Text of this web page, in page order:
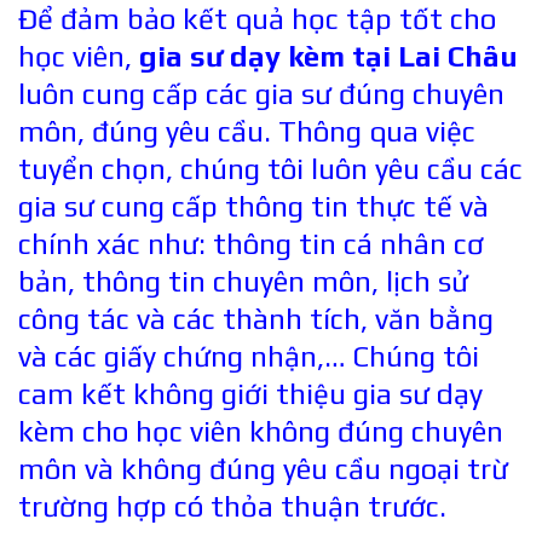
Để đảm bảo kết quả học tập tốt cho
học viên, gia sư dạy kèm tại Lai Châu
luôn cung cấp các gia sư đúng chuyên
môn, đúng yêu cầu. Thông qua việc
tuyển chọn, chúng tôi luôn yêu cầu các
gia sư cung cấp thông tin thực tế và
chính xác như: thông tin cá nhân cơ
bản, thông tin chuyên môn, lịch sử
công tác và các thành tích, văn bằng
và các giấy chứng nhận,… Chúng tôi
cam kết không giới thiệu gia sư dạy
kèm cho học viên không đúng chuyên
môn và không đúng yêu cầu ngoại trừ
trường hợp có thỏa thuận trước.